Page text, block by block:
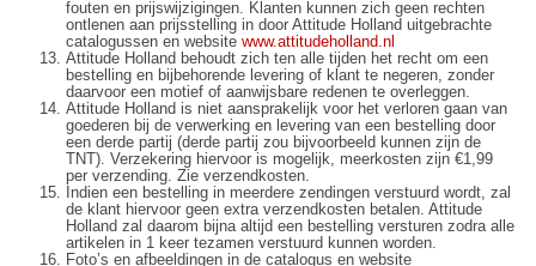
fouten en prijswijzigingen. Klanten kunnen zich geen rechten
ontlenen aan prijsstelling in door Attitude Holland uitgebrachte
catalogussen en website www.attitudeholland.nl
Attitude Holland behoudt zich ten alle tijden het recht om een
bestelling en bijbehorende levering of klant te negeren, zonder
daarvoor een motief of aanwijsbare redenen te overleggen.
Attitude Holland is niet aansprakelijk voor het verloren gaan van
goederen bij de verwerking en levering van een bestelling door
een derde partij (derde partij zou bijvoorbeeld kunnen zijn de
TNT). Verzekering hiervoor is mogelijk, meerkosten zijn €1,99
per verzending. Zie verzendkosten.
Indien een bestelling in meerdere zendingen verstuurd wordt, zal
de klant hiervoor geen extra verzendkosten betalen. Attitude
Holland zal daarom bijna altijd een bestelling versturen zodra alle
artikelen in 1 keer tezamen verstuurd kunnen worden.
Foto’s en afbeeldingen in de catalogus en website